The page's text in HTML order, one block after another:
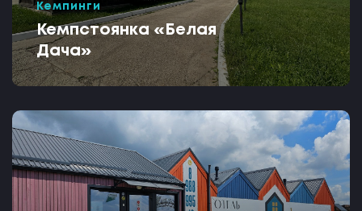
Кемпинги
Кемпстоянка «Белая
Дача»